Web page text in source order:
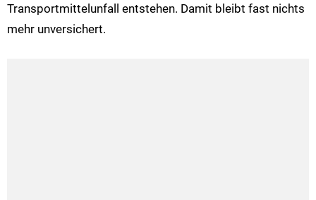
Transportmittelunfall entstehen. Damit bleibt fast nichts
mehr unversichert.